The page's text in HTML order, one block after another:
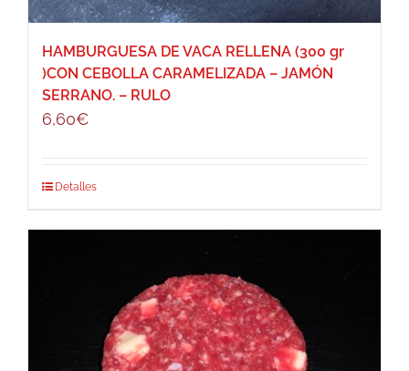
HAMBURGUESA DE VACA RELLENA (300 gr
)CON CEBOLLA CARAMELIZADA – JAMÓN
SERRANO. – RULO
6,60€
Detalles